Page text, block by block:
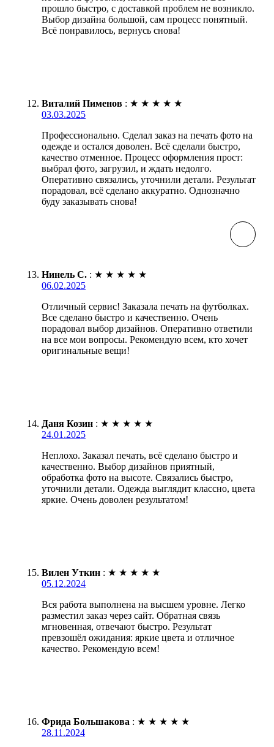
прошло быстро, с доставкой проблем не возникло.
Выбор дизайна большой, сам процесс понятный.
Всё понравилось, вернусь снова!
Виталий Пименов : ★ ★ ★ ★ ★
03.03.2025
Профессионально. Сделал заказ на печать фото на
одежде и остался доволен. Всё сделали быстро,
качество отменное. Процесс оформления прост:
выбрал фото, загрузил, и ждать недолго.
Оперативно связались, уточнили детали. Результат
порадовал, всё сделано аккуратно. Однозначно
буду заказывать снова!
Нинель С. : ★ ★ ★ ★ ★
06.02.2025
Отличный сервис! Заказала печать на футболках.
Все сделано быстро и качественно. Очень
порадовал выбор дизайнов. Оперативно ответили
на все мои вопросы. Рекомендую всем, кто хочет
оригинальные вещи!
Даня Козин : ★ ★ ★ ★ ★
24.01.2025
Неплохо. Заказал печать, всё сделано быстро и
качественно. Выбор дизайнов приятный,
обработка фото на высоте. Связались быстро,
уточнили детали. Одежда выглядит классно, цвета
яркие. Очень доволен результатом!
Вилен Уткин : ★ ★ ★ ★ ★
05.12.2024
Вся работа выполнена на высшем уровне. Легко
разместил заказ через сайт. Обратная связь
мгновенная, отвечают быстро. Результат
превзошёл ожидания: яркие цвета и отличное
качество. Рекомендую всем!
Фрида Большакова : ★ ★ ★ ★ ★
28.11.2024